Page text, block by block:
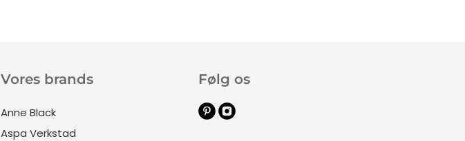
Vores brands
Anne Black
Aspa Verkstad
Følg os